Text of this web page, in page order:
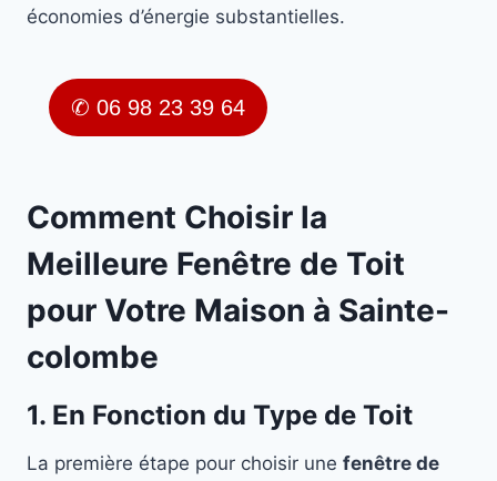
économies d’énergie substantielles.
✆ 06 98 23 39 64
Comment Choisir la
Meilleure Fenêtre de Toit
pour Votre Maison à Sainte-
colombe
1. En Fonction du Type de Toit
La première étape pour choisir une fenêtre de